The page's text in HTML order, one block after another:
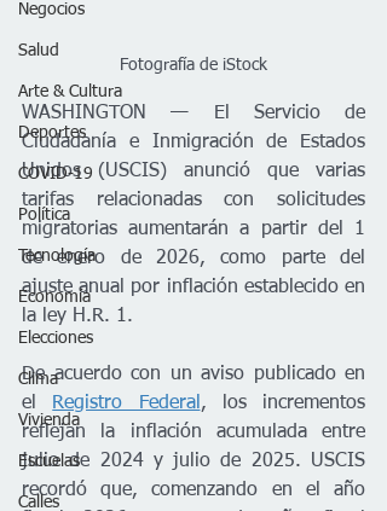
Negocios
Salud
Arte & Cultura
Deportes
COVID-19
Política
Tecnología
Economía
Elecciones
Clima
Vivienda
Escuelas
Calles
Fotografía de iStock
WASHINGTON — El Servicio de
Ciudadanía e Inmigración de Estados
Unidos (USCIS) anunció que varias
tarifas relacionadas con solicitudes
migratorias aumentarán a partir del 1
de enero de 2026, como parte del
ajuste anual por inflación establecido en
la ley H.R. 1.
De acuerdo con un aviso publicado en
el Registro Federal, los incrementos
reflejan la inflación acumulada entre
julio de 2024 y julio de 2025. USCIS
recordó que, comenzando en el año